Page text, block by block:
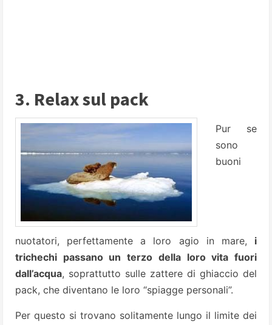
3. Relax sul pack
Pur se
sono
buoni
nuotatori, perfettamente a loro agio in mare, i
trichechi passano un terzo della loro vita fuori
dall’acqua, soprattutto sulle zattere di ghiaccio del
pack, che diventano le loro “spiagge personali”.
Per questo si trovano solitamente lungo il limite dei